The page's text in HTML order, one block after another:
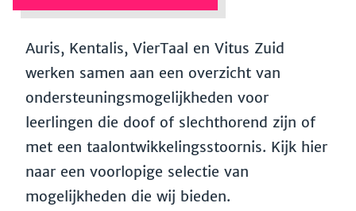
Auris, Kentalis, VierTaal en Vitus Zuid
werken samen aan een overzicht van
ondersteuningsmogelijkheden voor
leerlingen die doof of slechthorend zijn of
met een taalontwikkelingsstoornis. Kijk hier
naar een voorlopige selectie van
mogelijkheden die wij bieden.